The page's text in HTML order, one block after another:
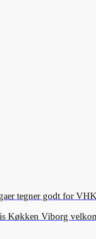
tegner godt for
Køkken Viborg